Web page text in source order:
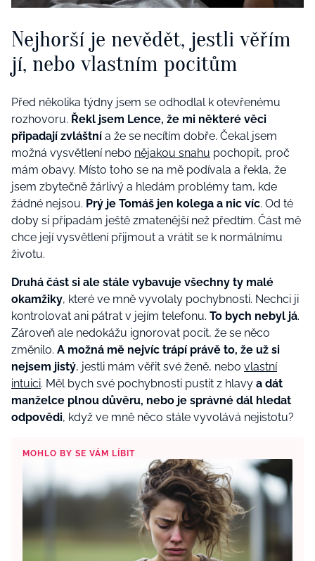
Nejhorší je nevědět, jestli věřím
jí, nebo vlastním pocitům
Před několika týdny jsem se odhodlal k otevřenému
rozhovoru. Řekl jsem Lence, že mi některé věci
připadají zvláštní a že se necítím dobře. Čekal jsem
možná vysvětlení nebo nějakou snahu pochopit, proč
mám obavy. Místo toho se na mě podívala a řekla, že
jsem zbytečně žárlivý a hledám problémy tam, kde
žádné nejsou. Prý je Tomáš jen kolega a nic víc. Od té
doby si připadám ještě zmatenější než předtím. Část mě
chce její vysvětlení přijmout a vrátit se k normálnímu
životu.
Druhá část si ale stále vybavuje všechny ty malé
okamžiky, které ve mně vyvolaly pochybnosti. Nechci ji
kontrolovat ani pátrat v jejím telefonu. To bych nebyl já.
Zároveň ale nedokážu ignorovat pocit, že se něco
změnilo. A možná mě nejvíc trápí právě to, že už si
nejsem jistý, jestli mám věřit své ženě, nebo vlastní
intuici. Měl bych své pochybnosti pustit z hlavy a dát
manželce plnou důvěru, nebo je správné dál hledat
odpovědi, když ve mně něco stále vyvolává nejistotu?
MOHLO BY SE VÁM LÍBIT